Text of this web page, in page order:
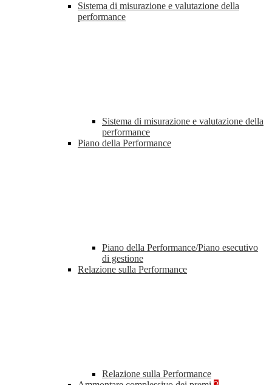
Sistema di misurazione e valutazione della
performance
Sistema di misurazione e valutazione della
performance
Piano della Performance
Piano della Performance/Piano esecutivo
di gestione
Relazione sulla Performance
Relazione sulla Performance